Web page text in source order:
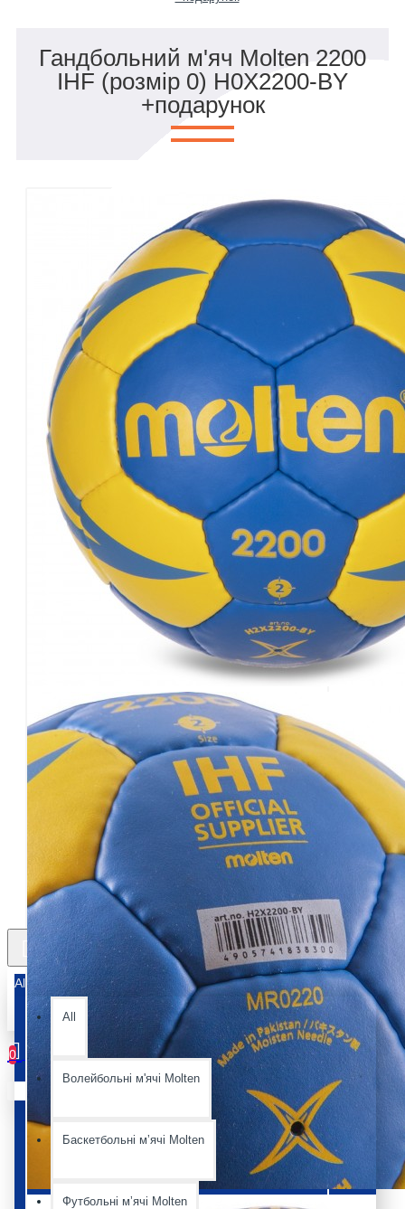
All
All
Волейбольні м'ячі Molten
Баскетбольні мʼячі Molten
Футбольні мʼячі Molten
0
Гандбольний м'яч Molten 2200
IHF (розмір 0) H0X2200-BY
+подарунок